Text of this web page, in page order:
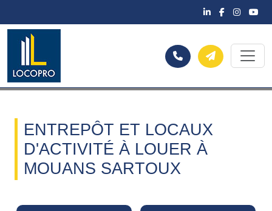
ENTREPÔT ET LOCAUX
D'ACTIVITÉ À LOUER À
MOUANS SARTOUX